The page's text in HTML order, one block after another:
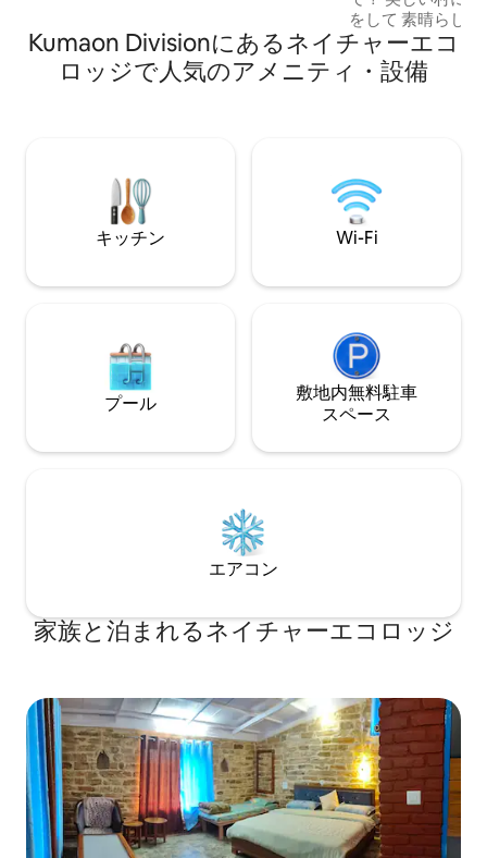
楽しみいただけます。ジム・コルベッ
ト、ナイナイタルは車で行ける距離で
す。近くに2つの川があります。複数のハ
グ市場まで2 km。 ホストは敷地内に住ん
をして 素晴らし
すか？ それなら荷物をまとめて、 チケッ
トを予約してくだ
に遠くありませ
連れてきて おばさんや おじいち
歓迎。
Kumaon Divisionにあるネイチャーエコ
ロッジで人気のアメニティ・設備
キッチン Wi-Fi
プール
敷地内無料駐⁠車
ス⁠ペ⁠ー⁠ス
エアコン
家族と泊まれるネイチャーエコロッジ